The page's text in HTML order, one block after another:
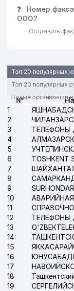
❓
Номер факса
ООО?
Отправить
Топ 20 популярных
Топ 20 популярных
Новые организации
№
1
2
3
4
5
6
7
8
9
10
11
12
13
14
15
16
17
18
19